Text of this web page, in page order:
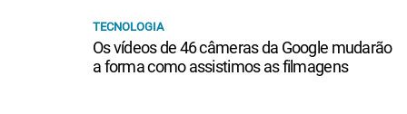
TECNOLOGIA
Os vídeos de 46 câmeras da Google mudarão
a forma como assistimos as filmagens